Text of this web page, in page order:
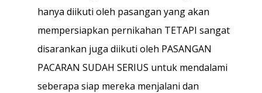
hanya diikuti oleh pasangan yang akan
mempersiapkan pernikahan TETAPI sangat
disarankan juga diikuti oleh PASANGAN
PACARAN SUDAH SERIUS untuk mendalami
seberapa siap mereka menjalani dan